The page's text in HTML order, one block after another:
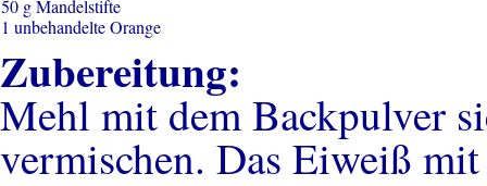
50 g Mandelstifte
1 unbehandelte Orange
Zubereitung:
Mehl mit dem Backpulver
vermischen. Das Eiweiß